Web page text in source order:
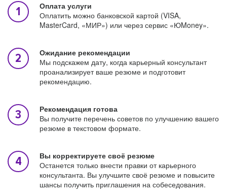
Оплата услуги
Оплатить можно банковской картой (VISA,
MasterCard, «МИР») или через сервис «ЮMoney».
Ожидание рекомендации
Мы подскажем дату, когда карьерный консультант
проанализирует ваше резюме и подготовит
рекомендацию.
Рекомендация готова
Вы получите перечень советов по улучшению вашего
резюме в текстовом формате.
Вы корректируете своё резюме
Останется только внести правки от карьерного
консультанта. Вы улучшите своё резюме и повысите
шансы получить приглашения на собеседования.